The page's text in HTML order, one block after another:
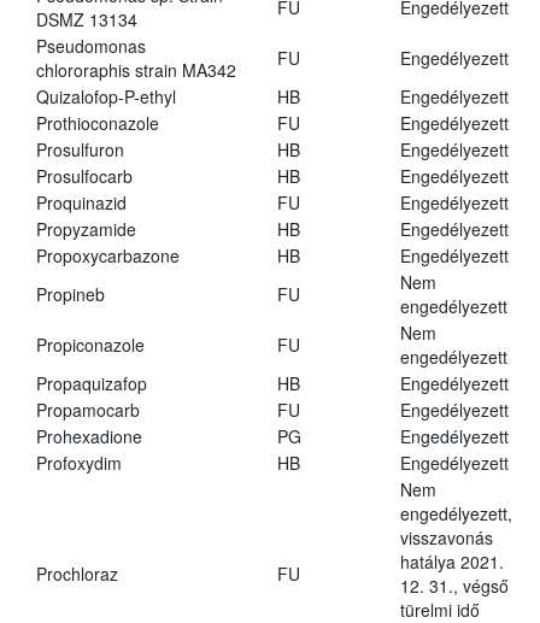
DSMZ 13134
FU
Engedélyezett
Pseudomonas
chlororaphis strain MA342
FU
Engedélyezett
Quizalofop-P-ethyl
HB
Engedélyezett
Prothioconazole
FU
Engedélyezett
Prosulfuron
HB
Engedélyezett
Prosulfocarb
HB
Engedélyezett
Proquinazid
FU
Engedélyezett
Propyzamide
HB
Engedélyezett
Propoxycarbazone
HB
Engedélyezett
Propineb
FU
Nem
engedélyezett
Propiconazole
FU
Nem
engedélyezett
Propaquizafop
HB
Engedélyezett
Propamocarb
FU
Engedélyezett
Prohexadione
PG
Engedélyezett
Profoxydim
HB Engedélyezett
Prochloraz FU
Nem
engedélyezett,
visszavonás
hatálya 2021.
12. 31., végső
türelmi idő